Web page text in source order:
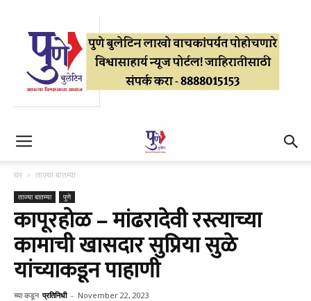
घर ताज्या बातम्या
ताज्या बातम्या पुणे
कापूरहोळ – मांढरादेवी रस्त्याच्या
कामाची खासदार सुप्रिया सुळे
यांच्याकडून पाहाणी
च्या कडून प्रतिनिधी - November 22, 2023